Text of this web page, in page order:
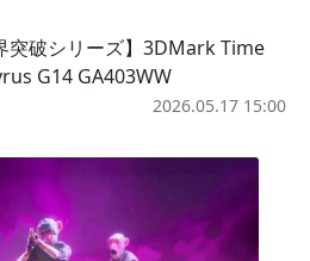
突破シリーズ】3DMark Time
G14 GA403WW
2026.05.17 15:00